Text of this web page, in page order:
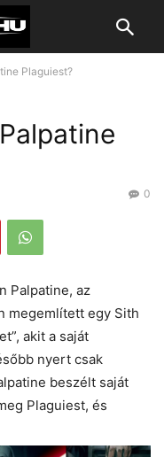
Plaguiest?
0
Palpatine, az
megemlített egy Sith
akit a saját
nyert csak
beszélt saját
Plaguiest, és